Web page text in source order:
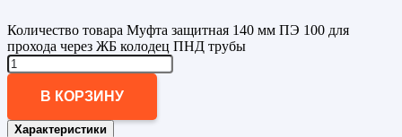
Количество товара Муфта защитная 140 мм ПЭ 100 для
прохода через ЖБ колодец ПНД трубы
В КОРЗИНУ
Характеристики